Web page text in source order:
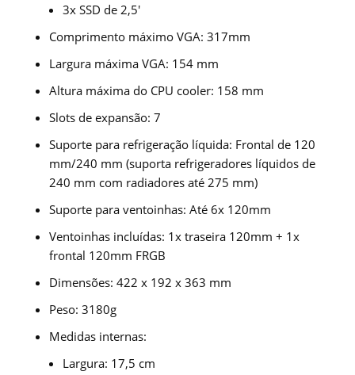
3x SSD de 2,5′
Comprimento máximo VGA: 317mm
Largura máxima VGA: 154 mm
Altura máxima do CPU cooler: 158 mm
Slots de expansão: 7
Suporte para refrigeração líquida: Frontal de 120
mm/240 mm (suporta refrigeradores líquidos de
240 mm com radiadores até 275 mm)
Suporte para ventoinhas: Até 6x 120mm
Ventoinhas incluídas: 1x traseira 120mm + 1x
frontal 120mm FRGB
Dimensões: 422 x 192 x 363 mm
Peso: 3180g
Medidas internas:
Largura: 17,5 cm